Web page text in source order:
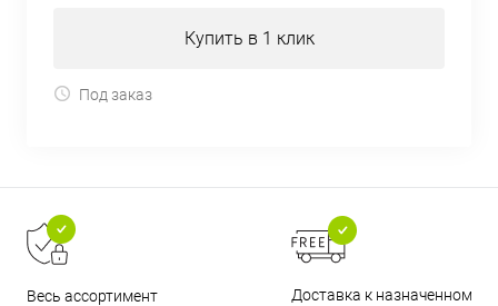
Купить в 1 клик
Под заказ
Весь ассортимент
Доставка к назначенному